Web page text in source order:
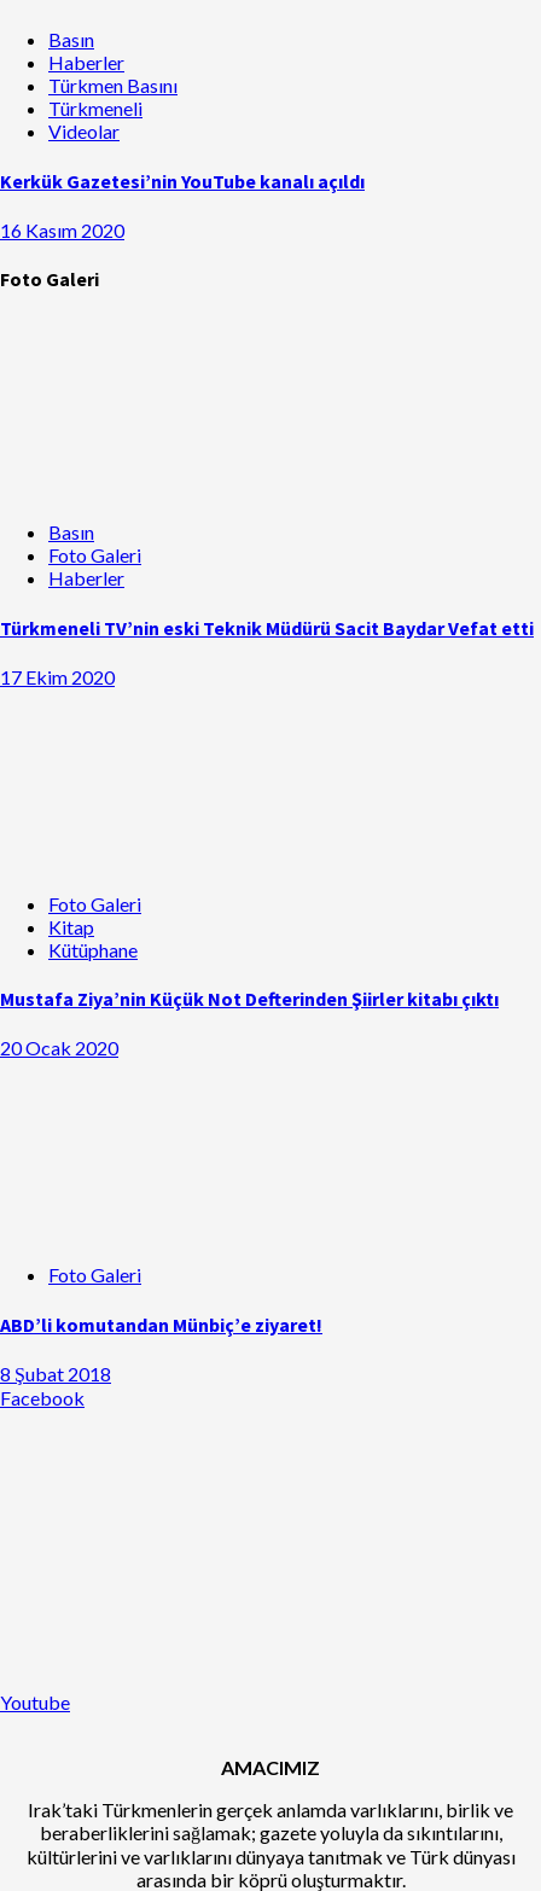
Basın
Haberler
Türkmen Basını
Türkmeneli
Videolar
Kerkük Gazetesi’nin YouTube kanalı açıldı
16 Kasım 2020
Foto Galeri
Basın
Foto Galeri
Haberler
Türkmeneli TV’nin eski Teknik Müdürü Sacit Baydar Vefat etti
17 Ekim 2020
Foto Galeri
Kitap
Kütüphane
Mustafa Ziya’nin Küçük Not Defterinden Şiirler kitabı çıktı
20 Ocak 2020
Foto Galeri
ABD’li komutandan Münbiç’e ziyaret!
8 Şubat 2018
Facebook
Youtube
AMACIMIZ
Irak’taki Türkmenlerin gerçek anlamda varlıklarını, birlik ve
beraberliklerini sağlamak; gazete yoluyla da sıkıntılarını,
kültürlerini ve varlıklarını dünyaya tanıtmak ve Türk dünyası
arasında bir köprü oluşturmaktır.